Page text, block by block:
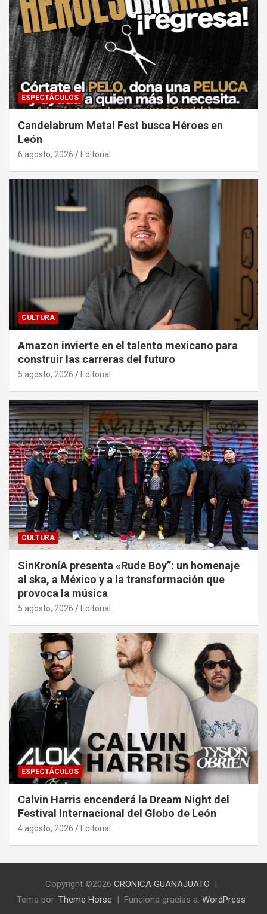
ESPECTÁCULOS
Candelabrum Metal Fest busca Héroes en
León
6 agosto, 2026 Editorial
CULTURA
Amazon invierte en el talento mexicano para
construir las carreras del futuro
5 agosto, 2026 Editorial
CULTURA
SinKroníA presenta «Rude Boy”: un homenaje
al ska, a México y a la transformación que
provoca la música
5 agosto, 2026 Editorial
ESPECTÁCULOS
Calvin Harris encenderá la Dream Night del
Festival Internacional del Globo de León
4 agosto, 2026 Editorial
Copyright ©2026 CRONICA GUANAJUATO
Tema por: Theme Horse Funciona gracias a: WordPress